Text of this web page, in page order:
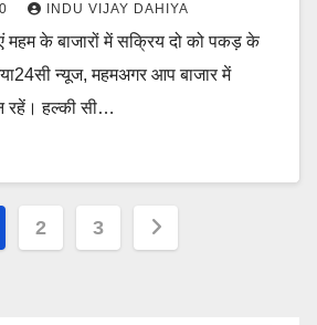
INDU VIJAY DAHIYA
महम के बाजारों में सक्रिय दो को पकड़ के
न्यूज, महमअगर आप बाजार में
रहें। हल्की सी…
2 3